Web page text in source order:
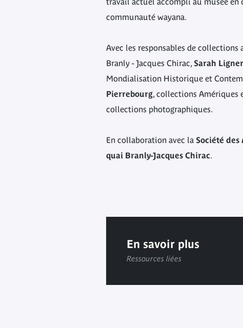
communauté wayana.
Avec les responsables de collections
Branly - Jacques Chirac, Sarah Ligner
Mondialisation Historique et
Pierrebourg, collections Amériques
collections photographiques.
En collaboration avec la Société des
quai Branly-Jacques Chirac.
En savoir plus
Ressources liées